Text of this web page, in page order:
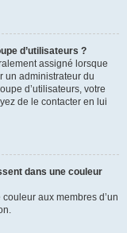
d’utilisateurs ?
assigné lorsque
un administrateur du
d’utilisateurs, votre
de le contacter en lui
dans une couleur
aux membres d’un